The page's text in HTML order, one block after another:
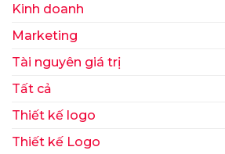
Kinh doanh
Marketing
Tài nguyên giá trị
Tất cả
Thiết kế logo
Thiết kế Logo